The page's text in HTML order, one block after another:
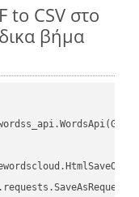
to CSV στο
βήμα